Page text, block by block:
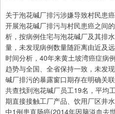
关于泡花碱厂排污涉嫌导致村民患
开展泡花碱厂排污与村民患癌之间
析，按病例住宅与泡花碱厂及其排
量，未发现病例数量随距离由近及
时间分析，40年来黄土坡湾癌症病
趋势与全国、全省保持一致，未发
碱厂排污的暴露窗口期存在明确关
共查找到泡花碱厂员工19名，平均
期直接接触工厂产品、饮用厂区井
中1例患直肠癌(2014年因脑溢血去